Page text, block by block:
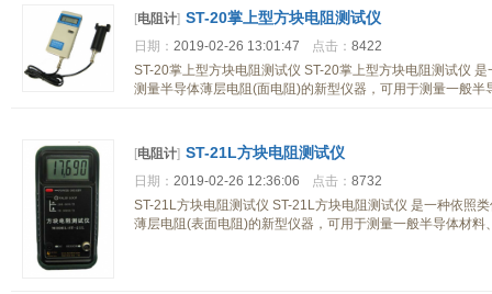
[电阻计] ST-20掌上型方块电阻测试仪
日期： 2019-02-26 13:01:47 点击： 8422
ST-20掌上型方块电阻测试仪 ST-20掌上型方块电阻测试仪
测量半导体薄层电阻(面电阻)的新型仪器，可用于测量一般半
[电阻计] ST-21L方块电阻测试仪
日期： 2019-02-26 12:36:06 点击： 8732
ST-21L方块电阻测试仪 ST-21L方块电阻测试仪 是一种依照
薄层电阻(表面电阻)的新型仪器，可用于测量一般半导体材料